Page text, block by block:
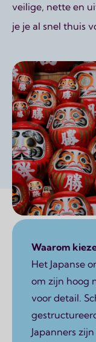
veilige, nette en
je je al snel thuis
Page
Waarom
Het Japanse
om zijn hoog
voor detail.
Japanners